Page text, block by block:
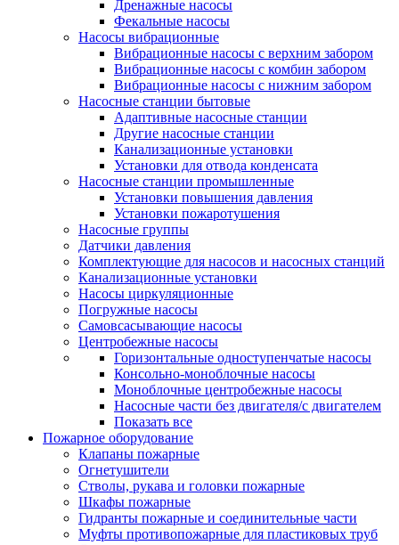
Дренажные насосы
Фекальные насосы
Насосы вибрационные
Вибрационные насосы с верхним забором
Вибрационные насосы с комбин забором
Вибрационные насосы с нижним забором
Насосные станции бытовые
Адаптивные насосные станции
Другие насосные станции
Канализационные установки
Установки для отвода конденсата
Насосные станции промышленные
Установки повышения давления
Установки пожаротушения
Насосные группы
Датчики давления
Комплектующие для насосов и насосных станций
Канализационные установки
Насосы циркуляционные
Погружные насосы
Самовсасывающие насосы
Центробежные насосы
Горизонтальные одноступенчатые насосы
Консольно-моноблочные насосы
Моноблочные центробежные насосы
Насосные части без двигателя/с двигателем
Показать все
Пожарное оборудование
Клапаны пожарные
Огнетушители
Стволы, рукава и головки пожарные
Шкафы пожарные
Гидранты пожарные и соединительные части
Муфты противопожарные для пластиковых труб